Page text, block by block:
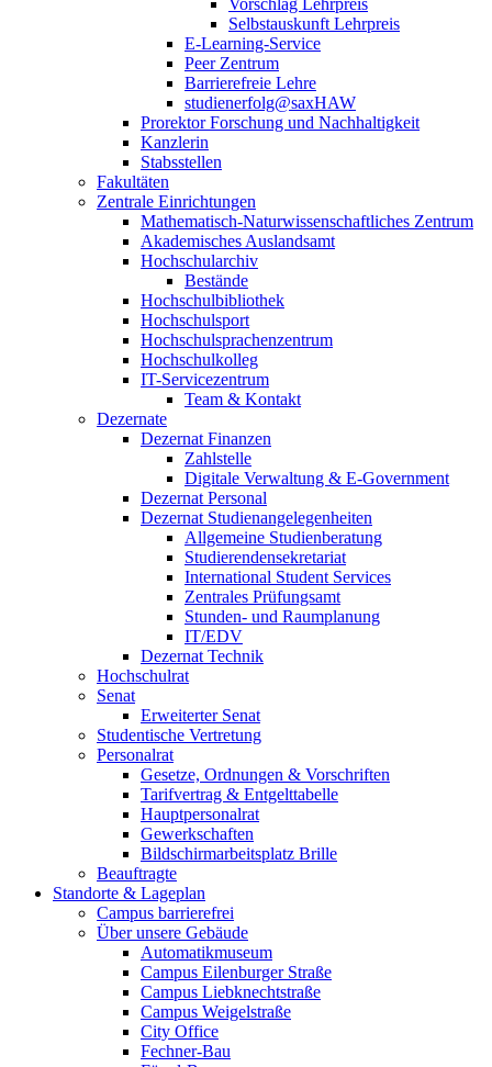
Selbstauskunft Lehrpreis
E-Learning-Service
Peer Zentrum
Barrierefreie Lehre
studienerfolg@saxHAW
Prorektor Forschung und Nachhaltigkeit
Kanzlerin
Stabsstellen
Fakultäten
Zentrale Einrichtungen
Mathematisch-Naturwissenschaftliches Zentrum
Akademisches Auslandsamt
Hochschularchiv
Bestände
Hochschulbibliothek
Hochschulsport
Hochschulsprachenzentrum
Hochschulkolleg
IT-Servicezentrum
Team & Kontakt
Dezernate
Dezernat Finanzen
Zahlstelle
Digitale Verwaltung & E-Government
Dezernat Personal
Dezernat Studienangelegenheiten
Allgemeine Studienberatung
Studierendensekretariat
International Student Services
Zentrales Prüfungsamt
Stunden- und Raumplanung
IT/EDV
Dezernat Technik
Hochschulrat
Senat
Erweiterter Senat
Studentische Vertretung
Personalrat
Gesetze, Ordnungen & Vorschriften
Tarifvertrag & Entgelttabelle
Hauptpersonalrat
Gewerkschaften
Bildschirmarbeitsplatz Brille
Beauftragte
Standorte & Lageplan
Campus barrierefrei
Über unsere Gebäude
Automatikmuseum
Campus Eilenburger Straße
Campus Liebknechtstraße
Campus Weigelstraße
City Office
Fechner-Bau